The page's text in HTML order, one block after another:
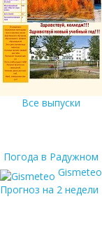
Все выпуски
Погода в Радужном
Gismeteo
Прогноз на 2 недели